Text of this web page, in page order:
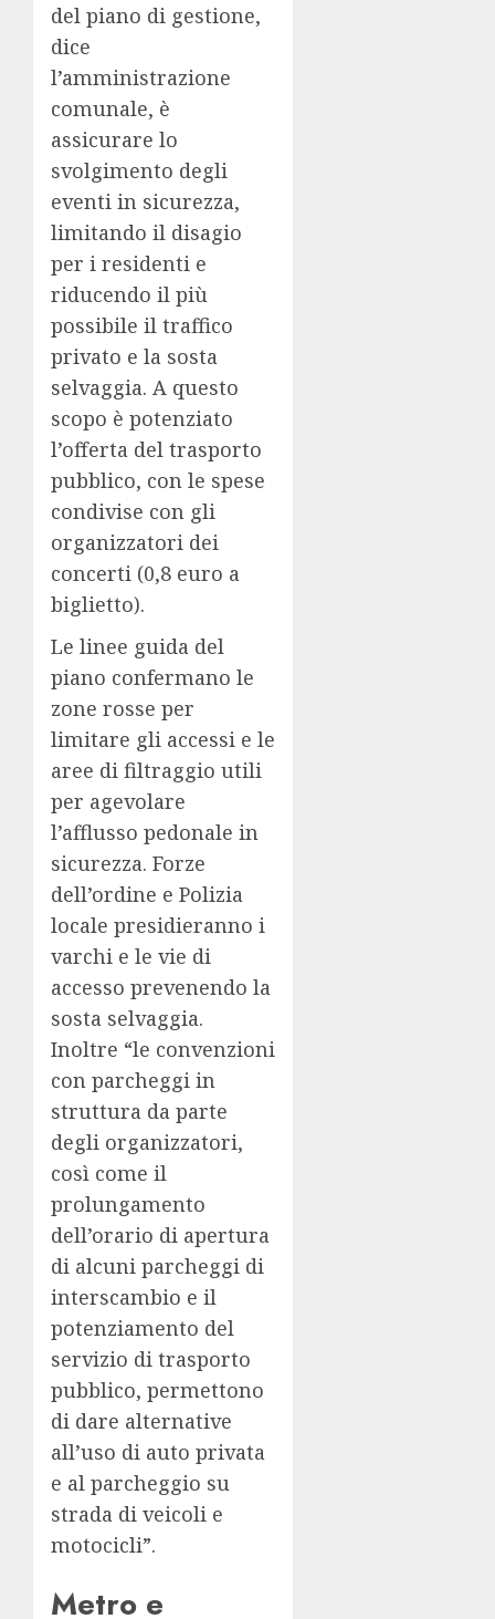
del piano di gestione,
dice
l’amministrazione
comunale, è
assicurare lo
svolgimento degli
eventi in sicurezza,
limitando il disagio
per i residenti e
riducendo il più
possibile il traffico
privato e la sosta
selvaggia. A questo
scopo è potenziato
l’offerta del trasporto
pubblico, con le spese
condivise con gli
organizzatori dei
concerti (0,8 euro a
biglietto).
Le linee guida del
piano confermano le
zone rosse per
limitare gli accessi e le
aree di filtraggio utili
per agevolare
l’afflusso pedonale in
sicurezza. Forze
dell’ordine e Polizia
locale presidieranno i
varchi e le vie di
accesso prevenendo la
sosta selvaggia.
Inoltre “le convenzioni
con parcheggi in
struttura da parte
degli organizzatori,
così come il
prolungamento
dell’orario di apertura
di alcuni parcheggi di
interscambio e il
potenziamento del
servizio di trasporto
pubblico, permettono
di dare alternative
all’uso di auto privata
e al parcheggio su
strada di veicoli e
motocicli”.
Metro e